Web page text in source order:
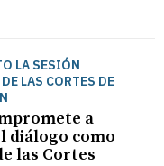
LA SESIÓN
LAS CORTES DE
a
diálogo como
las Cortes